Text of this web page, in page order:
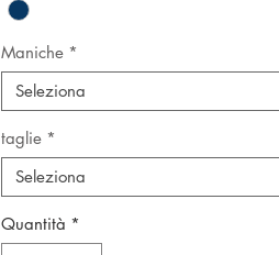
160 g/m2. Vestibilità attillata.
Maniche *
Seleziona
taglie *
Seleziona
Quantità *